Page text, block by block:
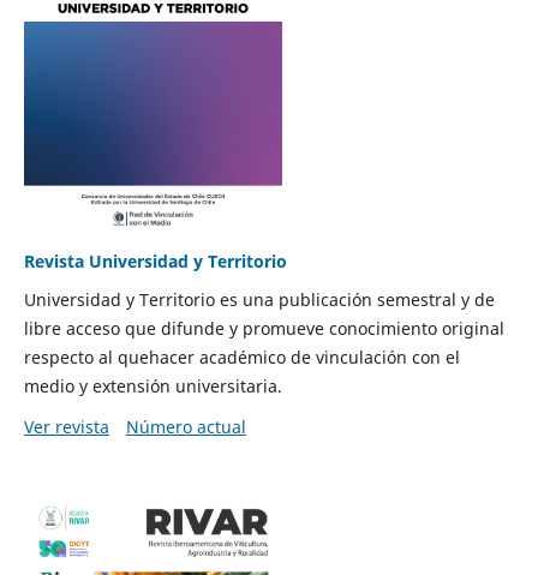
Revista Universidad y Territorio
Universidad y Territorio es una publicación semestral y de
libre acceso que difunde y promueve conocimiento original
respecto al quehacer académico de vinculación con el
medio y extensión universitaria.
Ver revista
Número actual